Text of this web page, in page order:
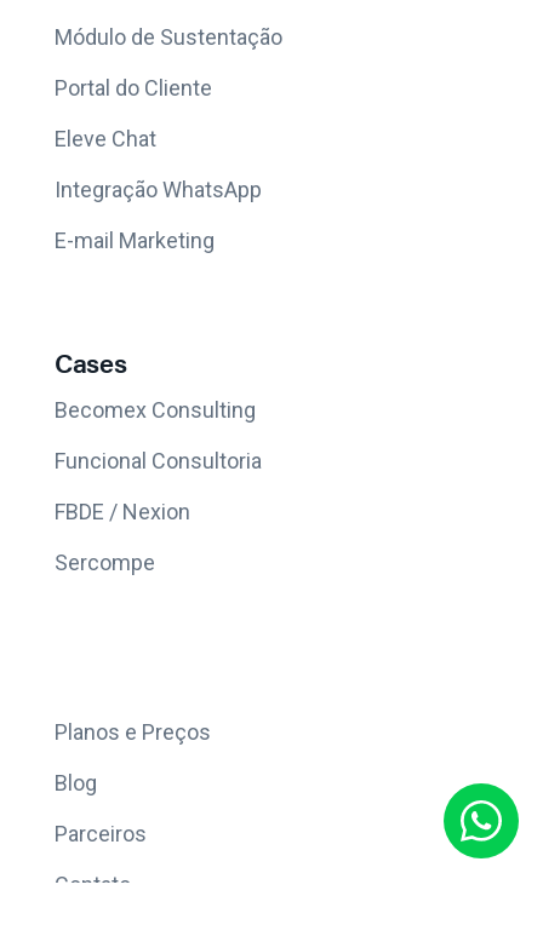
Módulo de Sustentação
Portal do Cliente
Eleve Chat
Integração WhatsApp
E-mail Marketing
Cases
Becomex Consulting
Funcional Consultoria
FBDE / Nexion
Sercompe
Planos e Preços
Blog
Parceiros
Contato